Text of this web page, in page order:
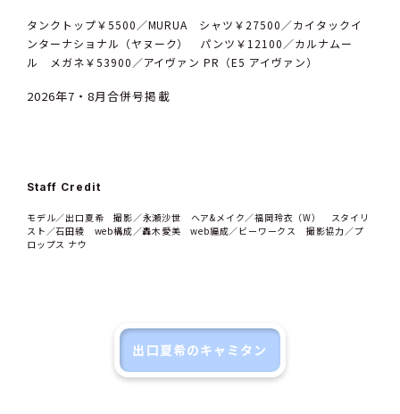
タンクトップ￥5500／MURUA シャツ￥27500／カイタックイ
ンターナショナル（ヤヌーク） パンツ￥12100／カルナムー
ル メガネ￥53900／アイヴァン PR（E5 アイヴァン）
2026年7・8月合併号掲載
Staff Credit
モデル／出口夏希 撮影／永瀬沙世 ヘア&メイク／福岡玲衣（W） スタイリ
スト／石田綾 web構成／轟木愛美 web編成／ビーワークス 撮影協力／プ
ロップス ナウ
出口夏希のキャミタン